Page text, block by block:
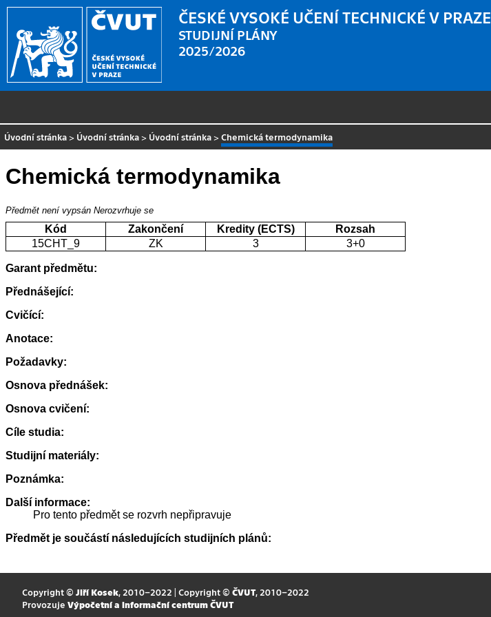
ČESKÉ VYSOKÉ UČENÍ TECHNICKÉ V PRAZE
STUDIJNÍ PLÁNY
2025/2026
Úvodní stránka > Úvodní stránka > Úvodní stránka >Chemická termodynamika
Chemická termodynamika
Předmět není vypsán Nerozvrhuje se
Kód Zakončení Kredity (ECTS)
Rozsah
15CHT_9
ZK 3 3+0
Garant předmětu:
Přednášející:
Cvičící:
Anotace:
Požadavky:
Osnova přednášek:
Osnova cvičení:
Cíle studia:
Studijní materiály:
Poznámka:
Další informace:
Pro tento předmět se rozvrh nepřipravuje
Předmět je součástí následujících studijních plánů:
Copyright © Jiří Kosek, 2010–2022 | Copyright © ČVUT, 2010–2022
Provozuje Výpočetní a informační centrum ČVUT